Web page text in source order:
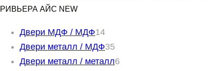
РИВЬЕРА АЙС NEW
Двери МДФ / МДФ141
4
т
Двери металл / МДФ35
5
Двери металл / металл6